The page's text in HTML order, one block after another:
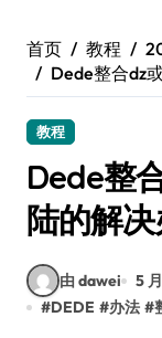
首页 教程
Dede整合dz
教程
Dede整
陆的解
由 dawei 5
#DEDE #办法 #